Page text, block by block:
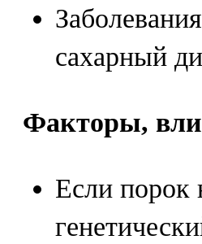
сахарный
Факторы,
Если порок